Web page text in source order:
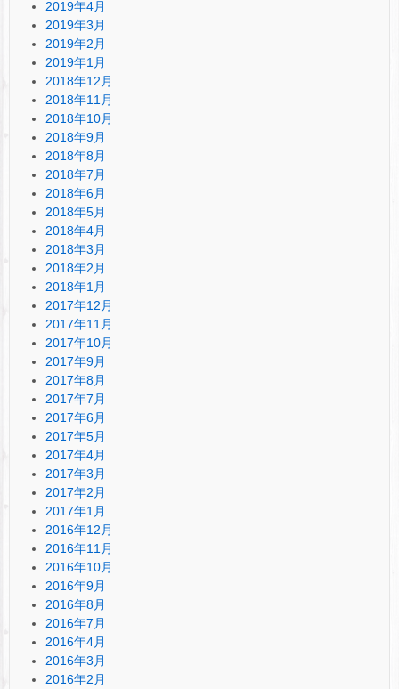
2019年4月
2019年3月
2019年2月
2019年1月
2018年12月
2018年11月
2018年10月
2018年9月
2018年8月
2018年7月
2018年6月
2018年5月
2018年4月
2018年3月
2018年2月
2018年1月
2017年12月
2017年11月
2017年10月
2017年9月
2017年8月
2017年7月
2017年6月
2017年5月
2017年4月
2017年3月
2017年2月
2017年1月
2016年12月
2016年11月
2016年10月
2016年9月
2016年8月
2016年7月
2016年4月
2016年3月
2016年2月